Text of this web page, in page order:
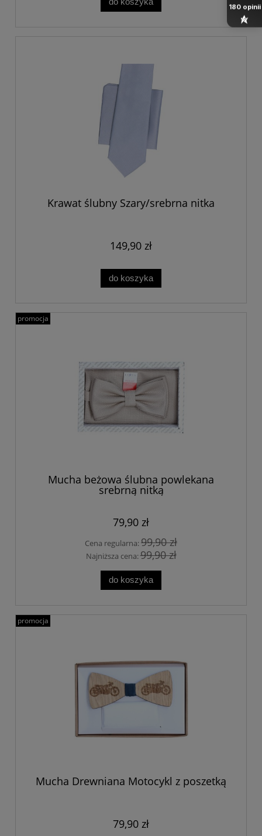
Krawat ślubny Szary/srebrna nitka
149,90 zł
do koszyka
Mucha beżowa ślubna powlekana
srebrną nitką
79,90 zł
Cena regularna:99,90 zł
Najniższa cena:99,90 zł
do koszyka
promocja
Mucha Drewniana Motocykl z poszetką
79,90 zł
promocja
180 opinii